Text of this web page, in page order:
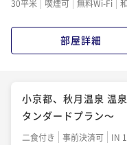
30平米 喫煙可 無料Wi-Fi
部屋詳細
小京都、秋月温泉 温
タンダードプラン～
二食付き 事前決済可
IN